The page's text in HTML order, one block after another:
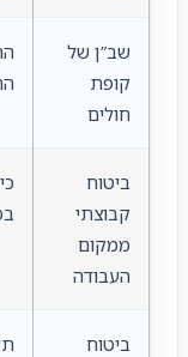
שב”ן של
קופת
חולים
ביטוח
קבוצתי
ממקום
העבודה
ביטוח